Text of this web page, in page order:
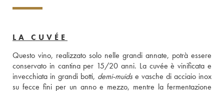
LA CUVÉE
Questo vino, realizzato solo nelle grandi annate, potrà essere
conservato in cantina per 15/20 anni. La cuvée è vinificata e
invecchiata in grandi botti, demi-muids e vasche di acciaio inox
su fecce fini per un anno e mezzo, mentre la fermentazione